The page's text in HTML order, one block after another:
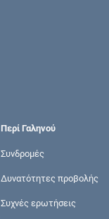
Περί Γαληνού
Συνδρομές
Δυνατότητες προβολής
Συχνές ερωτήσεις